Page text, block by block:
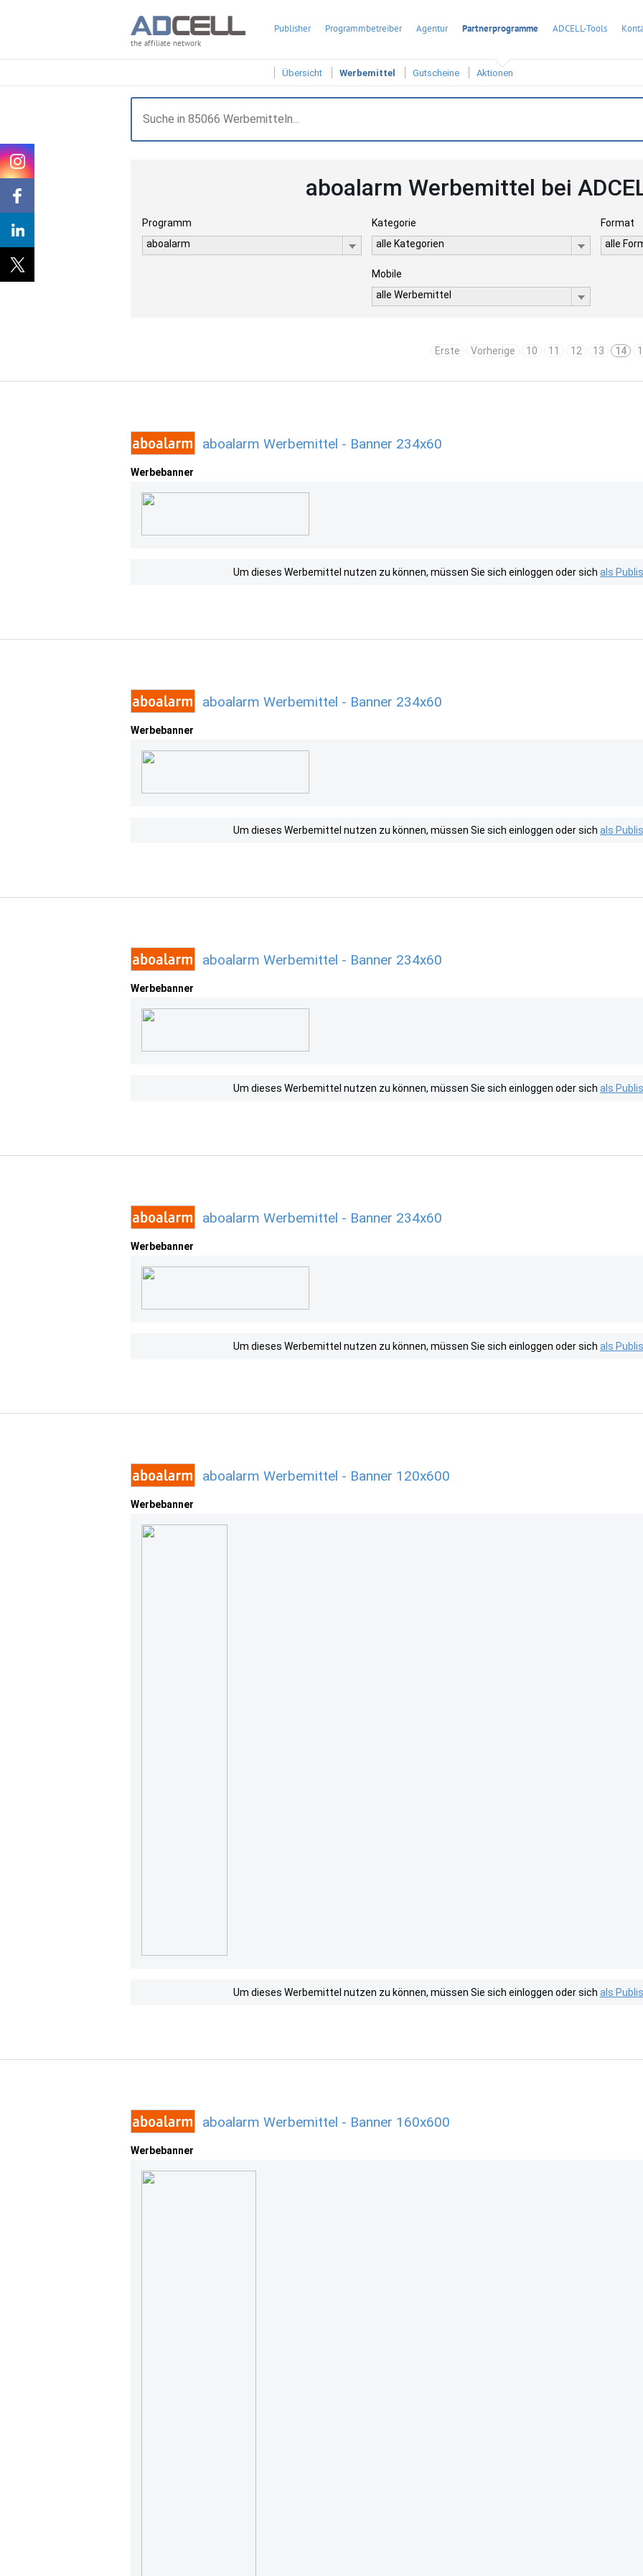
the affiliate network
Publisher Programmbetreiber Agentur Partnerprogramme ADCELL-Tools
Übersicht Werbemittel Gutscheine Aktionen
aboalarm Werbemittel bei
Programm
aboalarm
Kategorie
alle Kategorien
Format
alle
Mobile
alle Werbemittel
Erste Vorherige 10 11 12 13 14
aboalarm Werbemittel - Banner 234x60
Werbebanner
Um dieses Werbemittel nutzen zu können, müssen Sie sich einloggen oder sich als
aboalarm Werbemittel - Banner 234x60
Werbebanner
Um dieses Werbemittel nutzen zu können, müssen Sie sich einloggen oder sich als
aboalarm Werbemittel - Banner 234x60
Werbebanner
Um dieses Werbemittel nutzen zu können, müssen Sie sich einloggen oder sich als
aboalarm Werbemittel - Banner 234x60
Werbebanner
Um dieses Werbemittel nutzen zu können, müssen Sie sich einloggen oder sich als
aboalarm Werbemittel - Banner 120x600
Werbebanner
Um dieses Werbemittel nutzen zu können, müssen Sie sich einloggen oder sich als
aboalarm Werbemittel - Banner 160x600
Werbebanner